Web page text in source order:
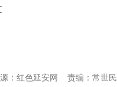
：红色延安网 责编：常世民